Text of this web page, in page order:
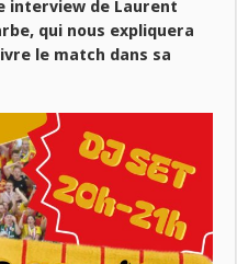
interview de Laurent
qui nous expliquera
le match dans sa